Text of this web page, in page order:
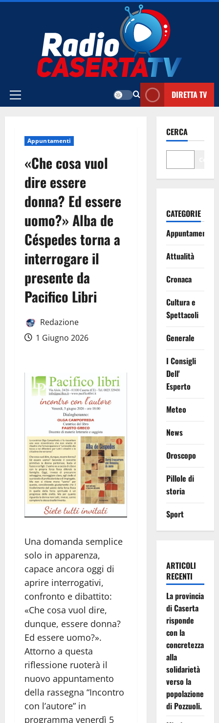
Vai
Menu
DIRETTA TV
Appuntamenti
«Che cosa vuol
dire essere
donna? Ed essere
uomo?» Alba de
Céspedes torna a
interrogare il
presente da
Pacifico Libri
Redazione
1 Giugno 2026
Una domanda semplice
solo in apparenza,
capace ancora oggi di
aprire interrogativi,
confronto e dibattito:
«Che cosa vuol dire,
dunque, essere donna?
Ed essere uomo?».
Attorno a questa
riflessione ruoterà il
nuovo appuntamento
della rassegna “Incontro
con l’autore” in
programma venerdì 5
CERCA
CATEGORIE
Appuntamenti
Attualità
Cronaca
Cultura e
Spettacoli
Generale
I Consigli
Dell'
Esperto
Meteo
News
Oroscopo
Pillole di
storia
Sport
ARTICOLI
RECENTI
La provincia
di Caserta
risponde
con la
concretezza
alla
solidarietà
verso la
popolazione
di Pozzuoli.